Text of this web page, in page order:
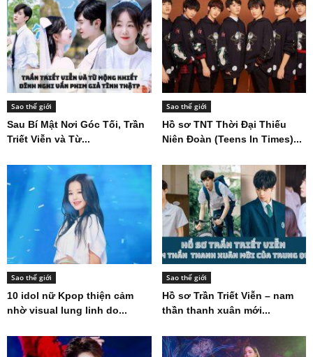
Sao thế giới
Sau Bí Mật Nơi Góc Tối, Trần
Triết Viễn và Từ...
Sao thế giới
Hồ sơ TNT Thời Đại Thiếu
Niên Đoàn (Teens In Times)...
Sao thế giới
10 idol nữ Kpop thiện cảm
nhờ visual lung linh do...
Sao thế giới
Hồ sơ Trần Triết Viễn – nam
thần thanh xuân mới...